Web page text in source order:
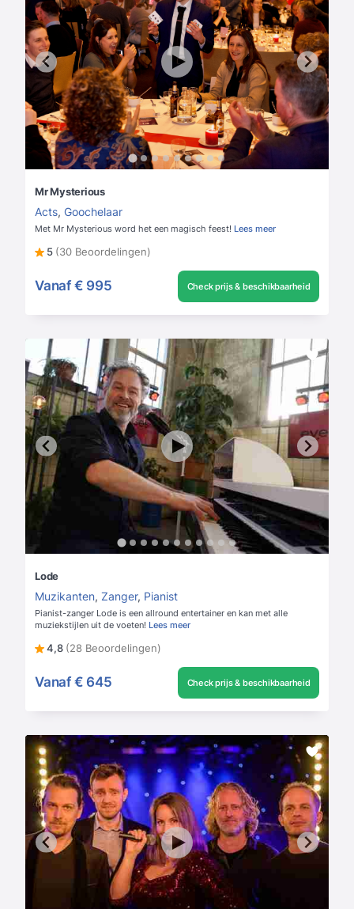
Mr Mysterious
Acts, Goochelaar
Met Mr Mysterious word het een magisch feest! Lees meer
5 (30 Beoordelingen)
Vanaf € 995 Check prijs & beschikbaarheid
Lode
Muzikanten, Zanger, Pianist
Pianist-zanger Lode is een allround entertainer en kan met alle
muziekstijlen uit de voeten! Lees meer
4,8 (28 Beoordelingen)
Vanaf € 645 Check prijs & beschikbaarheid